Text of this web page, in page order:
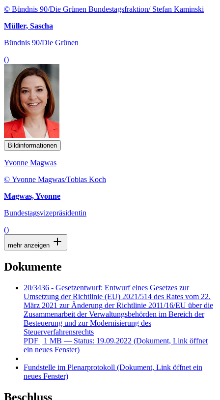
© Bündnis 90/Die Grünen Bundestagsfraktion/ Stefan Kaminski
Müller, Sascha
Bündnis 90/Die Grünen
()
Bildinformationen
Yvonne Magwas
© Yvonne Magwas/Tobias Koch
Magwas, Yvonne
Bundestagsvizepräsidentin
()
mehr anzeigen
Dokumente
20/3436 - Gesetzentwurf: Entwurf eines Gesetzes zur
Umsetzung der Richtlinie (EU) 2021/514 des Rates vom 22.
März 2021 zur Änderung der Richtlinie 2011/16/EU über die
Zusammenarbeit der Verwaltungsbehörden im Bereich der
Besteuerung und zur Modernisierung des
Steuerverfahrensrechts
PDF | 1 MB — Status: 19.09.2022 (Dokument, Link öffnet
ein neues Fenster)
Fundstelle im Plenarprotokoll (Dokument, Link öffnet ein
neues Fenster)
Beschluss